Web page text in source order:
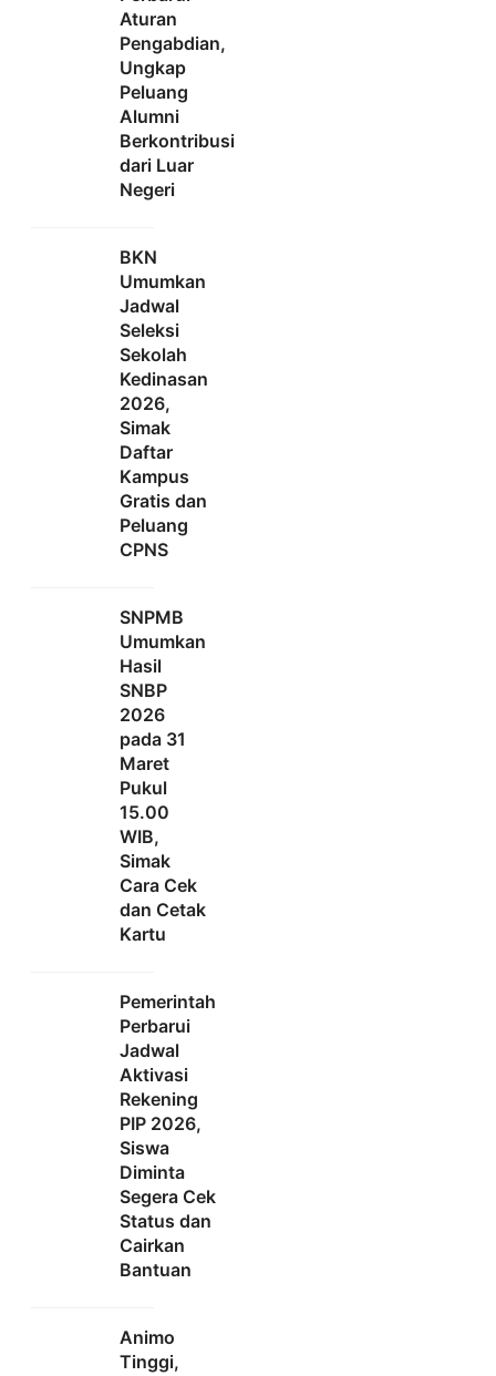
Aturan
Pengabdian,
Ungkap
Peluang
Alumni
Berkontribusi
dari Luar
Negeri
BKN
Umumkan
Jadwal
Seleksi
Sekolah
Kedinasan
2026,
Simak
Daftar
Kampus
Gratis dan
Peluang
CPNS
SNPMB
Umumkan
Hasil
SNBP
2026
pada 31
Maret
Pukul
15.00
WIB,
Simak
Cara Cek
dan Cetak
Kartu
Pemerintah
Perbarui
Jadwal
Aktivasi
Rekening
PIP 2026,
Siswa
Diminta
Segera Cek
Status dan
Cairkan
Bantuan
Animo
Tinggi,